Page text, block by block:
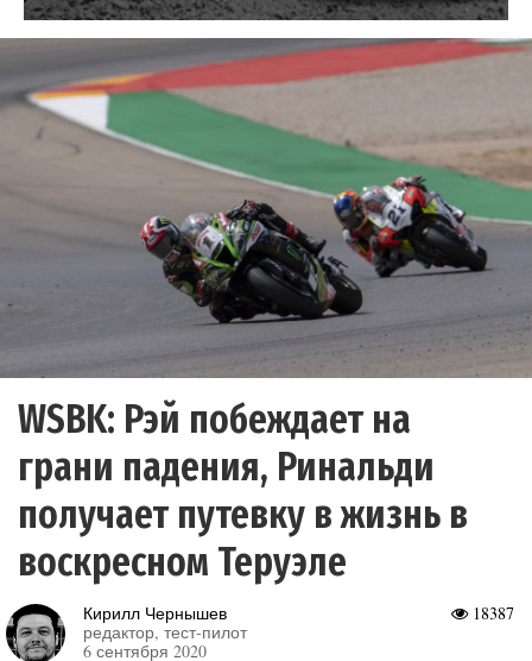
WSBK: Рэй побеждает на
грани падения, Ринальди
получает путевку в жизнь в
воскресном Теруэле
18387
Кирилл Чернышев
редактор, тест-пилот
6 сентября 2020